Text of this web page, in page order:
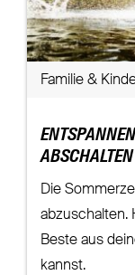
Familie &
Die
abzuschalten.
Beste aus
kannst.